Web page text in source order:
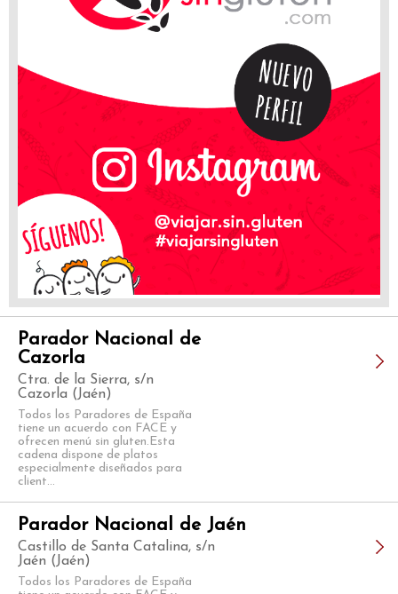
Parador Nacional de
Cazorla
Ctra. de la Sierra, s/n
Cazorla (Jaén)
Todos los Paradores de España
tiene un acuerdo con FACE y
ofrecen menú sin gluten.Esta
cadena dispone de platos
especialmente diseñados para
client...
Parador Nacional de Jaén
Castillo de Santa Catalina, s/n
Jaén (Jaén)
Todos los Paradores de España